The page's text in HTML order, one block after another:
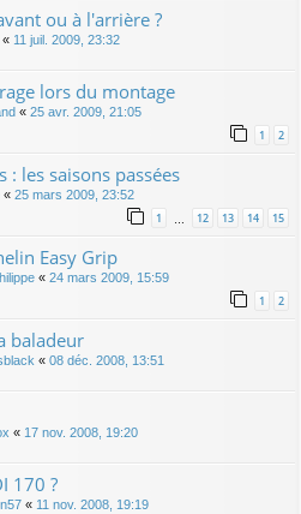
ou à l'arrière ?
« 11 juil. 2009, 23:32
lors du montage
« 25 avr. 2009, 21:05
1 2
: les saisons passées
« 25 mars 2009, 23:52
1 … 12 13 14 15
Easy Grip
« 24 mars 2009, 15:59
1 2
baladeur
« 08 déc. 2008, 13:51
« 17 nov. 2008, 19:20
170 ?
« 11 nov. 2008, 19:19